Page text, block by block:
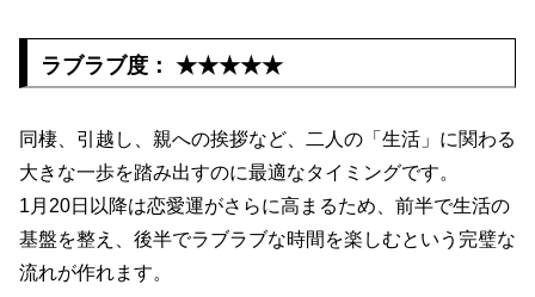
ラブラブ度： ★★★★★
同棲、引越し、親への挨拶など、二人の「生活」に関わる
大きな一歩を踏み出すのに最適なタイミングです。
1月20日以降は恋愛運がさらに高まるため、前半で生活の
基盤を整え、後半でラブラブな時間を楽しむという完璧な
流れが作れます。